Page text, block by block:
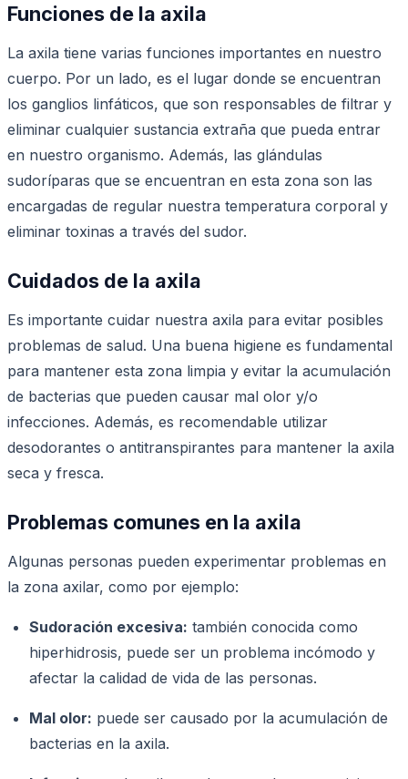
Funciones de la axila
La axila tiene varias funciones importantes en nuestro
cuerpo. Por un lado, es el lugar donde se encuentran
los ganglios linfáticos, que son responsables de filtrar y
eliminar cualquier sustancia extraña que pueda entrar
en nuestro organismo. Además, las glándulas
sudoríparas que se encuentran en esta zona son las
encargadas de regular nuestra temperatura corporal y
eliminar toxinas a través del sudor.
Cuidados de la axila
Es importante cuidar nuestra axila para evitar posibles
problemas de salud. Una buena higiene es fundamental
para mantener esta zona limpia y evitar la acumulación
de bacterias que pueden causar mal olor y/o
infecciones. Además, es recomendable utilizar
desodorantes o antitranspirantes para mantener la axila
seca y fresca.
Problemas comunes en la axila
Algunas personas pueden experimentar problemas en
la zona axilar, como por ejemplo:
Sudoración excesiva: también conocida como
hiperhidrosis, puede ser un problema incómodo y
afectar la calidad de vida de las personas.
Mal olor: puede ser causado por la acumulación de
bacterias en la axila.